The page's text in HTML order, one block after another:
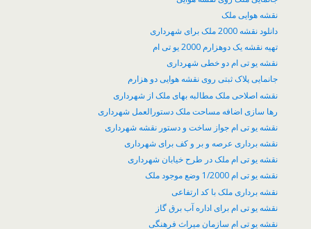
نقشه هوایی ملک
دانلود نقشه 2000 ملک برای شهرداری
تهیه نقشه یک دوهزارم 2000 یو تی ام
نقشه یو تی ام دو خطی شهرداری
جانمایی پلاک ثبتی روی نقشه هوایی دو هزارم
نقشه اصلاحی ملک مطالبه بهای ملک از شهرداری
رها سازی اضافه مساحت ملک دستورالعمل شهرداری
نقشه یو تی ام جواز ساخت و دستور نقشه شهرداری
نقشه برداری عرصه و بر و کف برای شهرداری
نقشه یو تی ام ملک در طرح خیابان شهرداری
نقشه یو تی ام 1/2000 وضع موجود ملک
نقشه برداری ملک با کد ارتفاعی
نقشه یو تی ام برای اداره آب برق گاز
نقشه یو تی ام سازمان میراث فرهنگی